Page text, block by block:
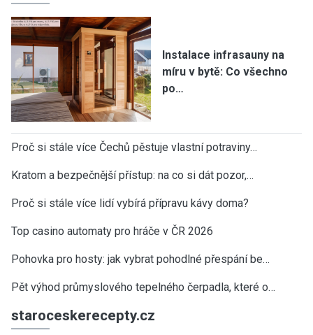
Instalace infrasauny na
míru v bytě: Co všechno
po…
Proč si stále více Čechů pěstuje vlastní potraviny…
Kratom a bezpečnější přístup: na co si dát pozor,…
Proč si stále více lidí vybírá přípravu kávy doma?
Top casino automaty pro hráče v ČR 2026
Pohovka pro hosty: jak vybrat pohodlné přespání be…
Pět výhod průmyslového tepelného čerpadla, které o…
staroceskerecepty.cz